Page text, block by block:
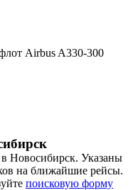
Airbus A330-300
Новосибирск. Указаны
на ближайшие рейсы.
поисковую форму